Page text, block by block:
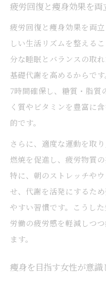
疲労回復と痩身効果を両
疲労回復と痩身効果を両
しい生活リズムを整える
分な睡眠とバランスの取
基礎代謝を高めるからで
7時間確保し、糖質・脂質
く質やビタミンを豊富に
的です。
さらに、適度な運動を取
燃焼を促進し、疲労物質の
特に、朝のストレッチや
せ、代謝を活発にするた
やすい習慣です。こうし
労働の疲労感を軽減しつ
ます。
痩身を目指す女性が意識